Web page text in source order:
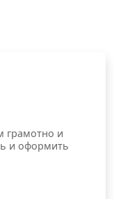
грамотно и
и оформить